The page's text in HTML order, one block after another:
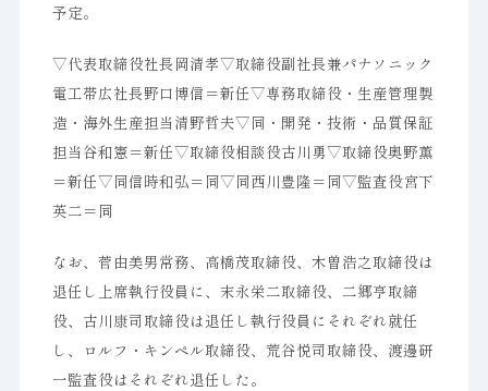
予定。
▽代表取締役社長岡清孝▽取締役副社長兼パナソニック
電工帯広社長野口博信＝新任▽専務取締役・生産管理製
造・海外生産担当清野哲夫▽同・開発・技術・品質保証
担当谷和憲＝新任▽取締役相談役古川勇▽取締役奥野薫
＝新任▽同信時和弘＝同▽同西川豊隆＝同▽監査役宮下
英二＝同
なお、菅由美男常務、高橋茂取締役、木曽浩之取締役は
退任し上席執行役員に、末永栄二取締役、二郷亨取締
役、古川康司取締役は退任し執行役員にそれぞれ就任
し、ロルフ・キンペル取締役、荒谷悦司取締役、渡邊研
一監査役はそれぞれ退任した。